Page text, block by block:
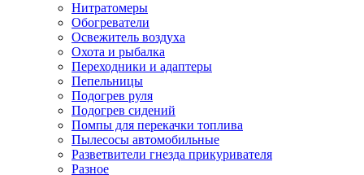
Нитратомеры
Обогреватели
Освежитель воздуха
Охота и рыбалка
Переходники и адаптеры
Пепельницы
Подогрев руля
Подогрев сидений
Помпы для перекачки топлива
Пылесосы автомобильные
Разветвители гнезда прикуривателя
Разное